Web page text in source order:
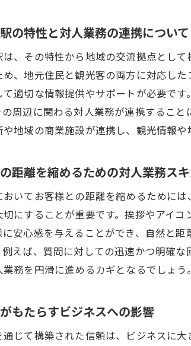
の特性と対人業務の連携について
、その特性から地域の交流拠点とし
め、地元住民と観光客の両方に対応し
て適切な情報提供やサポートが必要で
の周辺に関わる対人業務が連携するこ
地域の商業施設が連携し、観光情報
距離を縮めるための対人業務ス
いてお客様との距離を縮めるために
切にすることが重要です。挨拶やアイ
に安心感を与えることができ、自然と
例えば、質問に対しての迅速かつ明確
務を円滑に進めるカギとなるでしょう。
もたらすビジネスへの影響
じて構築された信頼は、ビジネスに